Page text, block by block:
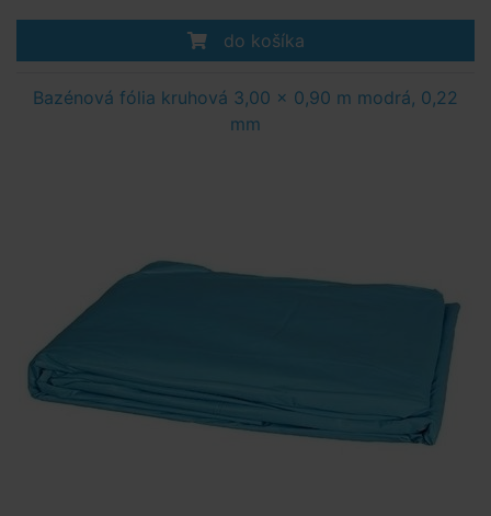
do košíka
Bazénová fólia kruhová 3,00 x 0,90 m modrá, 0,22
mm